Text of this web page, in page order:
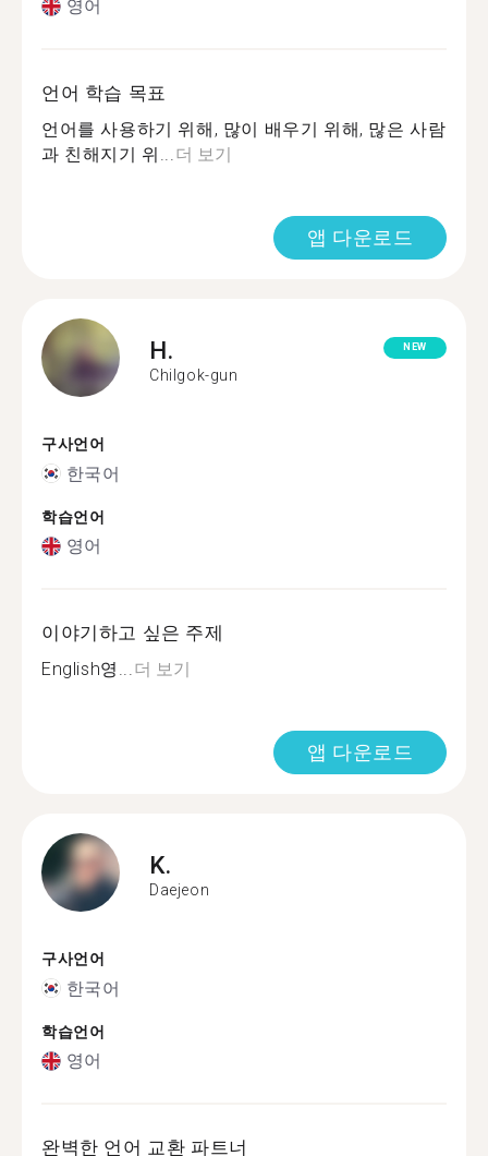
영어
언어 학습 목표
언어를 사용하기 위해, 많이 배우기 위해, 많은 사람
과 친해지기 위...더 보기
앱 다운로드
H.
Chilgok-gun
NEW
구사언어
한국어
학습언어
영어
이야기하고 싶은 주제
English영...더 보기
앱 다운로드
K.
Daejeon
구사언어
한국어
학습언어
영어
완벽한 언어 교환 파트너